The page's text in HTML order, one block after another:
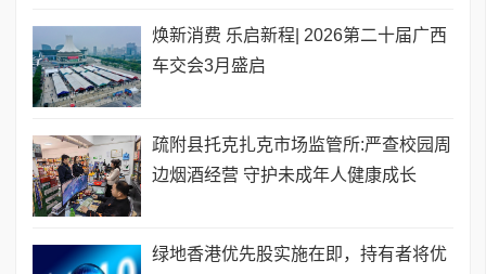
焕新消费 乐启新程| 2026第二十届广西
车交会3月盛启
疏附县托克扎克市场监管所:严查校园周
边烟酒经营 守护未成年人健康成长
绿地香港优先股实施在即，持有者将优